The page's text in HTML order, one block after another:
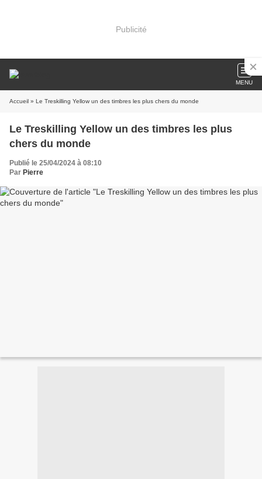
Publicité
MENU
Accueil » Le Treskilling Yellow un des timbres les plus chers du monde
Le Treskilling Yellow un des timbres les plus
chers du monde
Publié le 25/04/2024 à 08:10
Par Pierre